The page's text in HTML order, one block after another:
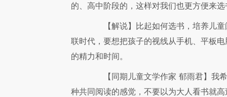
的、高中阶段的，这样对我们也更方便来选
【解说】 比起如何选书，培养儿
联时代，要想把孩子的视线从手机、平板
的精力和时间。
【同期儿童文学作家 郁雨君】 我
种共同阅读的感觉，不要以为大人看书就